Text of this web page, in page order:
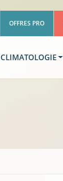
OFFRES PRO
CLIMATOLOGIE